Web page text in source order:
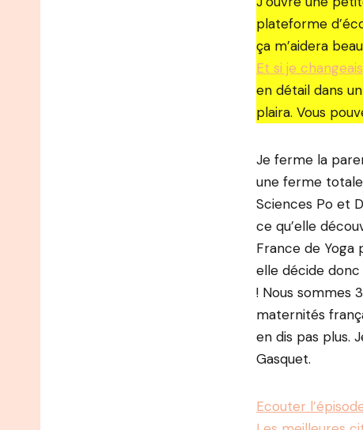
plateforme
ça m’aidera
Et si je
en détail dans
plaira. Vous
Je ferme la
une ferme
Sciences Po et
ce qu’elle
France de Yoga
elle décide donc
! Nous sommes
maternités
en dis pas plus.
Gasquet.
Ecouter